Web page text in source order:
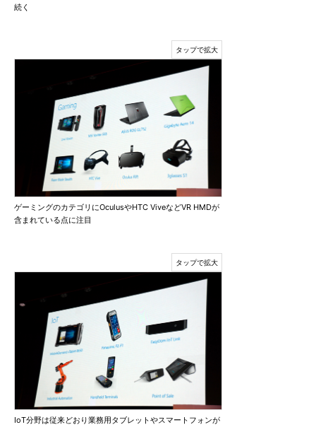
続く
ゲーミングのカテゴリにOculusやHTC ViveなどVR HMDが
含まれている点に注目
IoT分野は従来どおり業務用タブレットやスマートフォンが